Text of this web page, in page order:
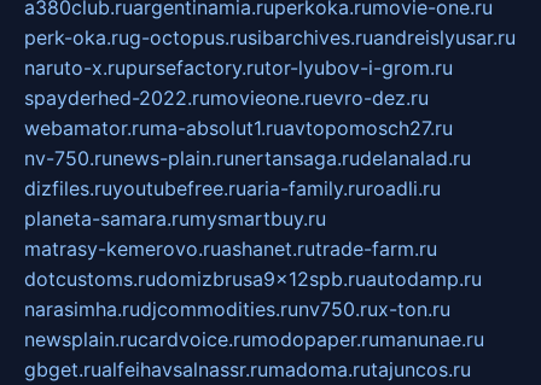
a380club.ruargentinamia.ruperkoka.rumovie-one.ru
perk-oka.rug-octopus.rusibarchives.ruandreislyusar.ru
naruto-x.rupursefactory.rutor-lyubov-i-grom.ru
spayderhed-2022.rumovieone.ruevro-dez.ru
webamator.ruma-absolut1.ruavtopomosch27.ru
nv-750.runews-plain.runertansaga.rudelanalad.ru
dizfiles.ruyoutubefree.ruaria-family.ruroadli.ru
planeta-samara.rumysmartbuy.ru
matrasy-kemerovo.ruashanet.rutrade-farm.ru
dotcustoms.rudomizbrusa9x12spb.ruautodamp.ru
narasimha.rudjcommodities.runv750.rux-ton.ru
newsplain.rucardvoice.rumodopaper.rumanunae.ru
gbget.rualfeihavsalnassr.rumadoma.rutajuncos.ru